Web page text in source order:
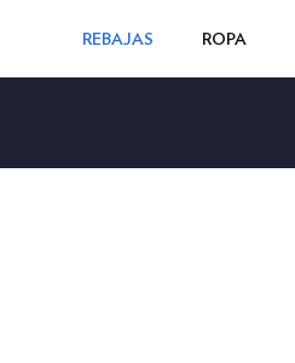
REBAJAS ROPA